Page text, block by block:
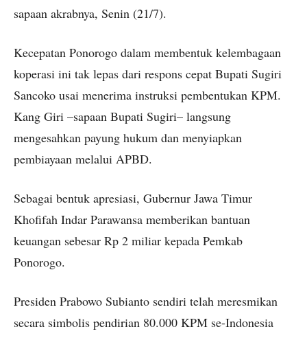
sapaan akrabnya, Senin (21/7).
Kecepatan Ponorogo dalam membentuk kelembagaan
koperasi ini tak lepas dari respons cepat Bupati Sugiri
Sancoko usai menerima instruksi pembentukan KPM.
Kang Giri –sapaan Bupati Sugiri– langsung
mengesahkan payung hukum dan menyiapkan
pembiayaan melalui APBD.
Sebagai bentuk apresiasi, Gubernur Jawa Timur
Khofifah Indar Parawansa memberikan bantuan
keuangan sebesar Rp 2 miliar kepada Pemkab
Ponorogo.
Presiden Prabowo Subianto sendiri telah meresmikan
secara simbolis pendirian 80.000 KPM se-Indonesia